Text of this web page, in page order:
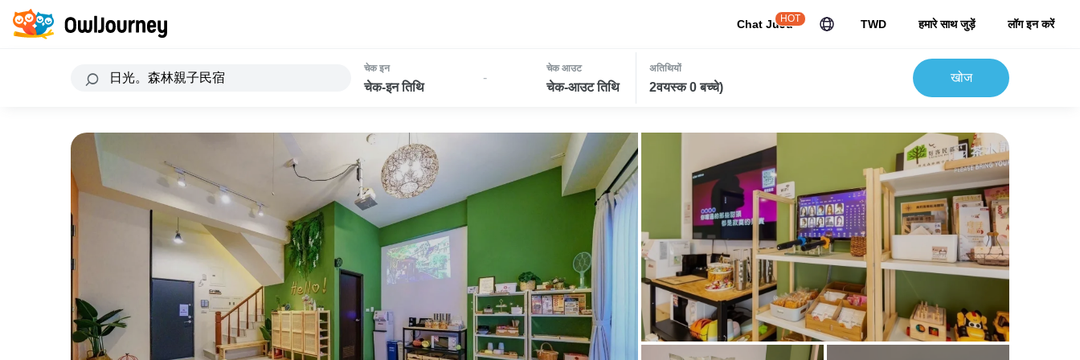
Chat JuJu
HOT TWD हमारे साथ जुड़ें लॉग इन करें
चेक इन
चेक-इन तिथि
-
चेक आउट
चेक-आउट तिथि
अतिथियों
2वयस्क 0 बच्चे)
खोज